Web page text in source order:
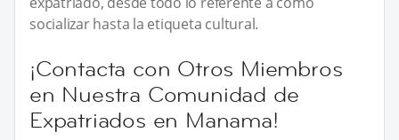
socializar hasta la etiqueta cultural.
¡Contacta con Otros Miembros
en Nuestra Comunidad de
Expatriados en Manama!